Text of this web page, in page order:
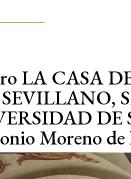
LA CASA
DE
Moreno de